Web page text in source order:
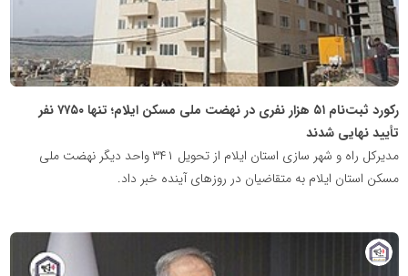
رکورد ثبت‌نام ۵۱ هزار نفری در نهضت ملی مسکن ایلام؛ تنها ۷۷۵۰ نفر
تأیید نهایی شدند
مدیرکل راه و شهر سازی استان ایلام از تحویل ۳۴۱ واحد دیگر نهضت ملی
مسکن استان ایلام به متقاضیان در روزهای آینده خبر داد.